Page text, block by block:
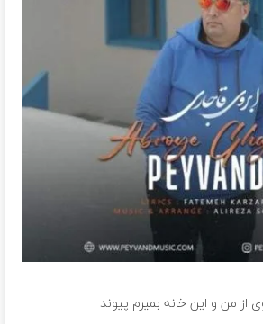
از من و این خانه بمیرم پیوند